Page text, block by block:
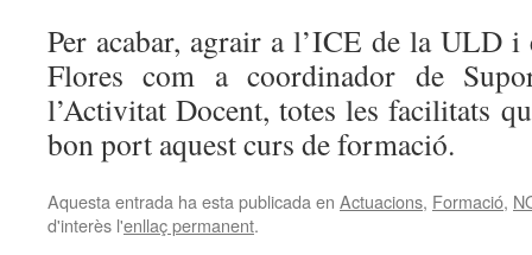
Per acabar, agrair a l’ICE de la ULD i
Flores com a coordinador de
l’Activitat Docent, totes les facilitats
bon port aquest curs de formació.
Aquesta entrada ha esta publicada en Actuacions, Formació,
d'interès l'enllaç permanent.